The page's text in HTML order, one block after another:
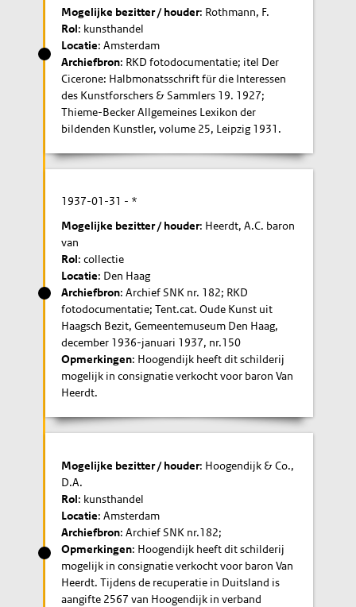
Mogelijke bezitter / houder: Rothmann, F.
Rol: kunsthandel
Locatie: Amsterdam
Archiefbron: RKD fotodocumentatie; itel Der
Cicerone: Halbmonatsschrift für die Interessen
des Kunstforschers & Sammlers 19. 1927;
Thieme-Becker Allgemeines Lexikon der
bildenden Kunstler, volume 25, Leipzig 1931.
1937-01-31 - *
Mogelijke bezitter / houder: Heerdt, A.C. baron
van
Rol: collectie
Locatie: Den Haag
Archiefbron: Archief SNK nr. 182; RKD
fotodocumentatie; Tent.cat. Oude Kunst uit
Haagsch Bezit, Gemeentemuseum Den Haag,
december 1936-januari 1937, nr.150
Opmerkingen: Hoogendijk heeft dit schilderij
mogelijk in consignatie verkocht voor baron Van
Heerdt.
Mogelijke bezitter / houder: Hoogendijk & Co.,
D.A.
Rol: kunsthandel
Locatie: Amsterdam
Archiefbron: Archief SNK nr.182;
Opmerkingen: Hoogendijk heeft dit schilderij
mogelijk in consignatie verkocht voor baron Van
Heerdt. Tijdens de recuperatie in Duitsland is
aangifte 2567 van Hoogendijk in verband